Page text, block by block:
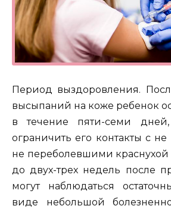
Период выздоровления.
высыпаний на коже ребенок
в течение пяти-семи дней,
ограничить его контакты с
не переболевшими
до двух-трех недель после
могут наблюдаться
виде небольшой